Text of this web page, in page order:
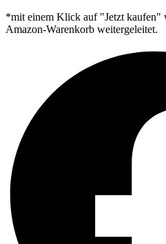
*mit einem Klick auf "Jetzt kaufen"
Amazon-Warenkorb weitergeleitet.